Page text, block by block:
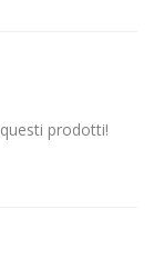
prodotti!